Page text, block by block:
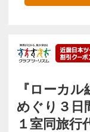
『ローカ
めぐり３日
１室同旅行